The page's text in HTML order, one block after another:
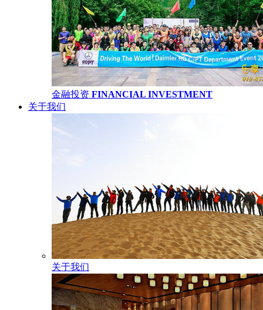
金融投资 FINANCIAL INVESTMENT
关于我们
关于我们